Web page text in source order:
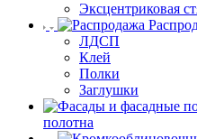
Эксцентриковая
ЛДСП
Клей
Полки
Заглушки
полотна